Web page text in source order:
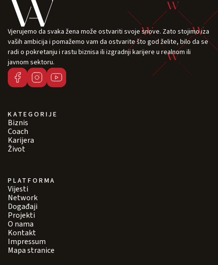
Vjerujemo da svaka žena može ostvariti svoje snove. Zato stojimo iza
vaših ambicija i pomažemo vam da ostvarite što god želite, bilo da se
radi o pokretanju i rastu biznisa ili izgradnji karijere u realnom ili
javnom sektoru.
KATEGORIJE
Biznis
Coach
Karijera
Život
PLATFORMA
Vijesti
Network
Događaji
Projekti
O nama
Kontakt
Impressum
Mapa stranice